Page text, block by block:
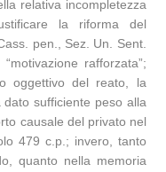
relativa incompletezza
la riforma del
pen., Sez. Un. Sent.
rafforzata”;
oggettivo del reato, la
sufficiente peso alla
causale del privato nel
479 c.p.; invero, tanto
quanto nella memoria